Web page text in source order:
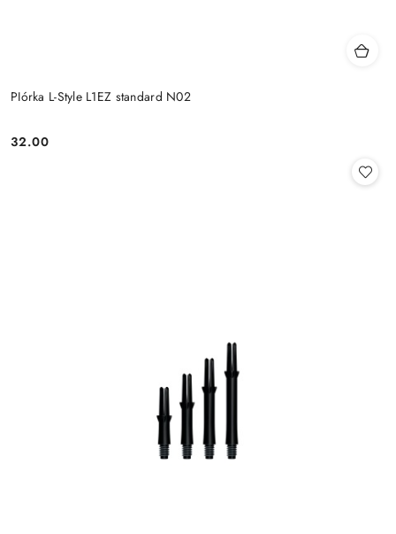
PIórka L-Style L1EZ standard N02
Cena:
32.00